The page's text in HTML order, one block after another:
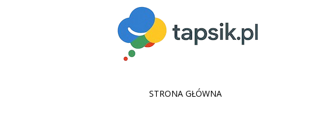
SKIP
STRONA GŁÓWNA